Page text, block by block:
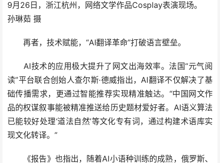
9月26日，浙江杭州，网络文学作品Cosplay表演现场。
孙琳茹 摄
再者，技术赋能，“AI翻译革命”打破语言壁垒。
AI技术的应用极大提升了网文出海效率。法国“元气阅
读”平台联合创始人查尔斯·德威指出，AI翻译不仅解决了基
础传播需求，更通过智能推荐实现精准触达。“中国网文作
品的权谋叙事能被精准推送给历史题材爱好者。AI语义算法
已能较好处理‘道法自然’等文化专有词，通过构建术语库实
现文化转译。”
《报告》也指出，随着AI小语种训练的成熟，俄罗斯、